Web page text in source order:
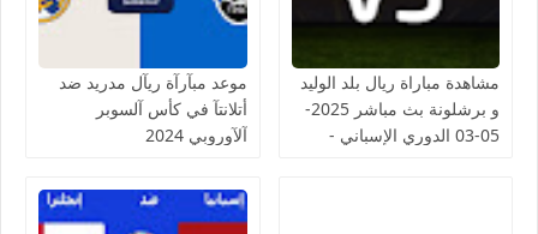
مشاهدة مباراة ريال بلد الوليد
و برشلونة بث مباشر 2025-
05-03 الدوري الإسباني -
موعد مبآرآة ريآل مدريد ضد
أتلانتآ في كأس آلسوبر
آلآوروبي 2024